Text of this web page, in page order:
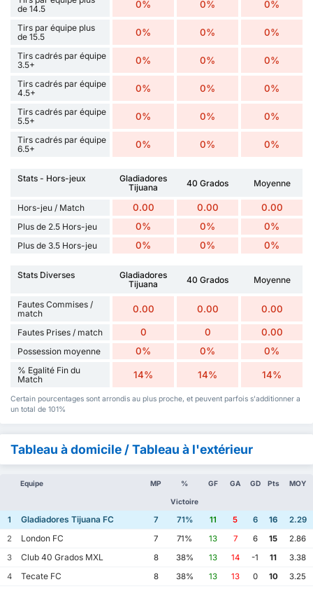
de 14.5
0% 0% 0%
Tirs par équipe plus
de 15.5
0% 0% 0%
Tirs cadrés par équipe
3.5+
0% 0% 0%
Tirs cadrés par équipe
4.5+
0% 0% 0%
Tirs cadrés par équipe
5.5+
0% 0% 0%
Tirs cadrés par équipe
6.5+
0% 0% 0%
Stats - Hors-jeux
Gladiadores
Tijuana
40 Grados Moyenne
Hors-jeu / Match 0.00 0.00 0.00
Plus de 2.5 Hors-jeu 0% 0% 0%
Plus de 3.5 Hors-jeu 0% 0% 0%
Stats Diverses
Gladiadores
Tijuana
40 Grados Moyenne
Fautes Commises /
match
0.00 0.00 0.00
Fautes Prises / match 0 0 0.00
Possession moyenne 0% 0% 0%
% Egalité Fin du
Match
14% 14% 14%
Certain pourcentages sont arrondis au plus proche, et peuvent parfois s'additionner a
un total de 101%
Tableau à domicile / Tableau à l'extérieur
Equipe MP %
Victoire
GF GA GD Pts MOY
1 Gladiadores Tijuana FC 7 71% 11 5 6 16
2.29
2
London FC 7 71% 13 7 6 15
2.86
3
Club 40 Grados MXL 8 38% 13 14 -1 11
3.38
4
Tecate FC 8 38% 13 13 0 10
3.25